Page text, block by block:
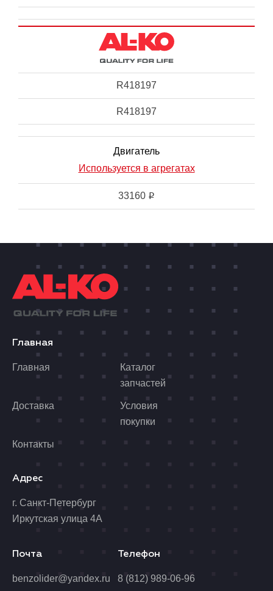
R418197
R418197
Двигатель
Используется в агрегатах
33160 i
Главная
Главная
Каталог
запчастей
Доставка
Условия
покупки
Контакты
Адрес
г. Санкт-Петербург
Иркутская улица 4А
Почта
benzolider@yandex.ru
Телефон
8 (812) 989-06-96